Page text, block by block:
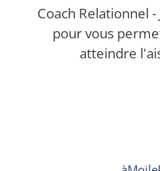
Coach Relationnel
pour vous
atteindre